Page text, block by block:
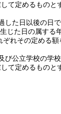
て定めるものと
た日以後の日
じた日の属する
れその定める
公立学校の学
て定めるものと